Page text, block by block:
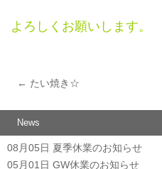
よろしくお願いします。
← たい焼き☆
News
08月05日 夏季休業のお知らせ
05月01日 GW休業のお知らせ